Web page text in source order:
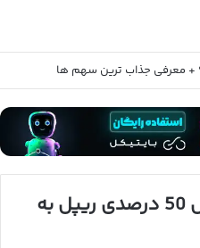
+ معرفی جذاب ترین سهم ها
مراقب باشید! خطر ریزش 50 درصدی ریپل به